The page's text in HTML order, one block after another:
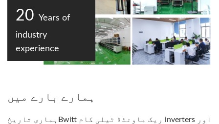
20 Years of
industry
experience
ہمارے بارے میں
ہماری تاریخBwitt ریک ماونٹڈ ٹیلی کام inverters اور